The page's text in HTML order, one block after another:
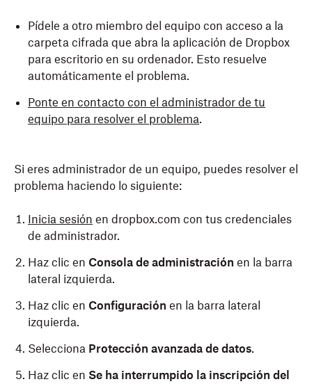
Pídele a otro miembro del equipo con acceso a la
carpeta cifrada que abra la aplicación de Dropbox
para escritorio en su ordenador. Esto resuelve
automáticamente el problema.
Ponte en contacto con el administrador de tu
equipo para resolver el problema.
Si eres administrador de un equipo, puedes resolver el
problema haciendo lo siguiente:
Inicia sesión en dropbox.com con tus credenciales
de administrador.
Haz clic en Consola de administración en la barra
lateral izquierda.
Haz clic en Configuración en la barra lateral
izquierda.
Selecciona Protección avanzada de datos.
Haz clic en Se ha interrumpido la inscripción del